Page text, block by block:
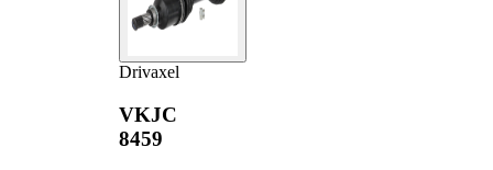
Drivaxel
VKJC
8459